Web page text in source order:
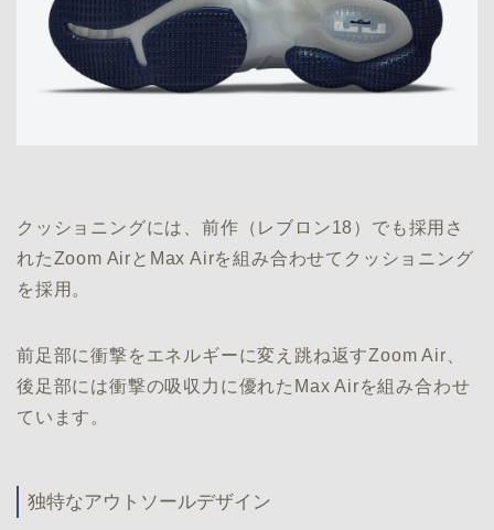
クッショニングには、前作（レブロン18）でも採用さ
れたZoom AirとMax Airを組み合わせてクッショニング
を採用。
前足部に衝撃をエネルギーに変え跳ね返すZoom Air、
後足部には衝撃の吸収力に優れたMax Airを組み合わせ
ています。
独特なアウトソールデザイン